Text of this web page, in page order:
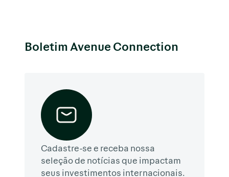
Boletim Avenue Connection
Cadastre-se e receba nossa
seleção de notícias que impactam
seus investimentos internacionais.